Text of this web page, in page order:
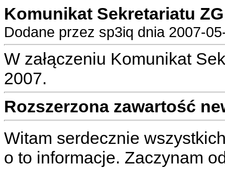
Komunikat Sekretariatu
Dodane przez sp3iq dnia 2007-
W załączeniu Komunikat
2007.
Rozszerzona zawartość
Witam serdecznie
o to informacje. Zaczynam